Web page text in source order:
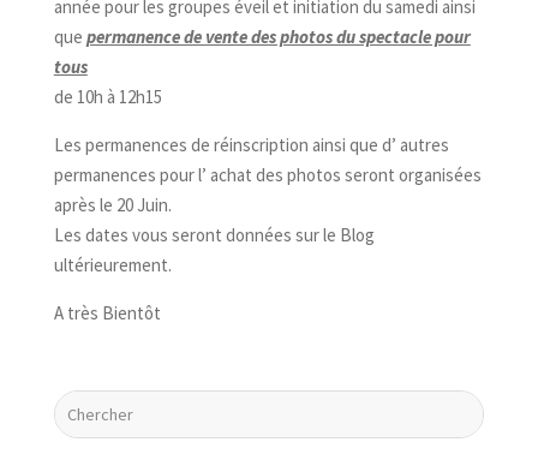
année pour les groupes éveil et initiation du samedi ainsi
que permanence de vente des photos du spectacle pour
tous
de 10h à 12h15
Les permanences de réinscription ainsi que d’ autres
permanences pour l’ achat des photos seront organisées
après le 20 Juin.
Les dates vous seront données sur le Blog
ultérieurement.
A très Bientôt